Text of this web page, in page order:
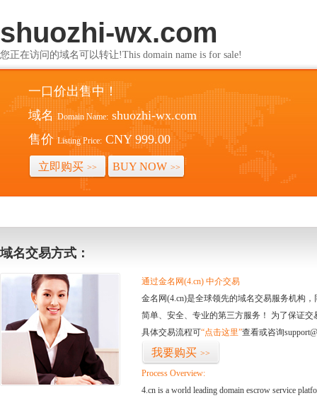
shuozhi-wx.com
您正在访问的域名可以转让!This domain name is for sale!
一口价出售中！
域名 Domain Name: shuozhi-wx.com
售价 Listing Price: CNY 999.00
立即购买 >> BUY NOW >>
域名交易方式：
通过金名网(4.cn) 中介交易
金名网(4.cn)是全球领先的域名交易服务机构
简单、安全、专业的第三方服务！ 为了保证
具体交易流程可“点击这里”查看或咨询
我要购买 >>
Process Overview:
4.cn is a world leading domain escrow service